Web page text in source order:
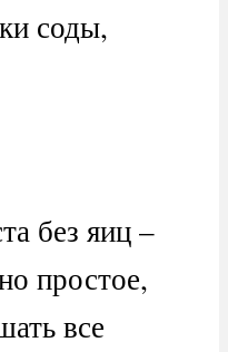
соды,
без яиц –
простое,
все